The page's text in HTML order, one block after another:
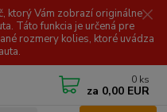
ktorý Vám zobrazí originálne
Táto funkcia je určená pre
rozmery kolies, ktoré uvádza
0 ks
za 0,00 EUR